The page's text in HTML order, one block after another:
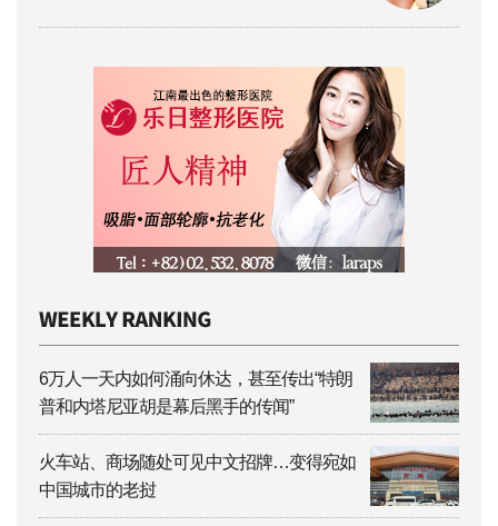
6万人一天内如何涌向休达，甚至传出“特朗
普和内塔尼亚胡是幕后黑手的传闻”
火车站、商场随处可见中文招牌…变得宛如
中国城市的老挝